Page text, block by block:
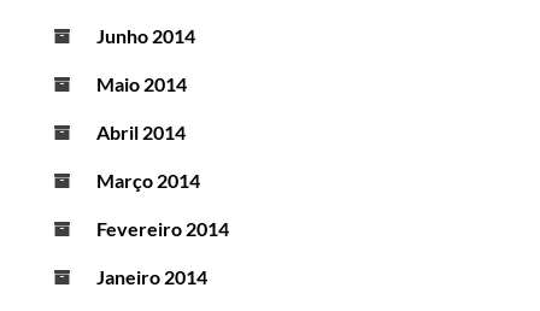
Junho 2014
Maio 2014
Abril 2014
Março 2014
Fevereiro 2014
Janeiro 2014